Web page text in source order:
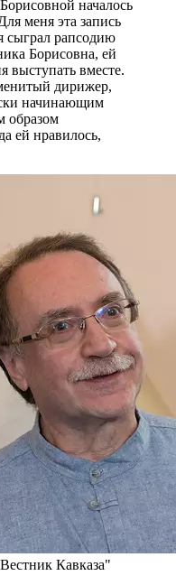
началось
меня эта запись
сыграл рапсодию
Борисовна, ей
выступать вместе.
дирижер,
начинающим
образом
ей нравилось,
Кавказа"